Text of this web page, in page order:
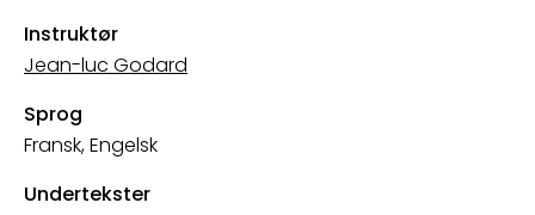
Instruktør
Jean-luc Godard
Sprog
Fransk, Engelsk
Undertekster